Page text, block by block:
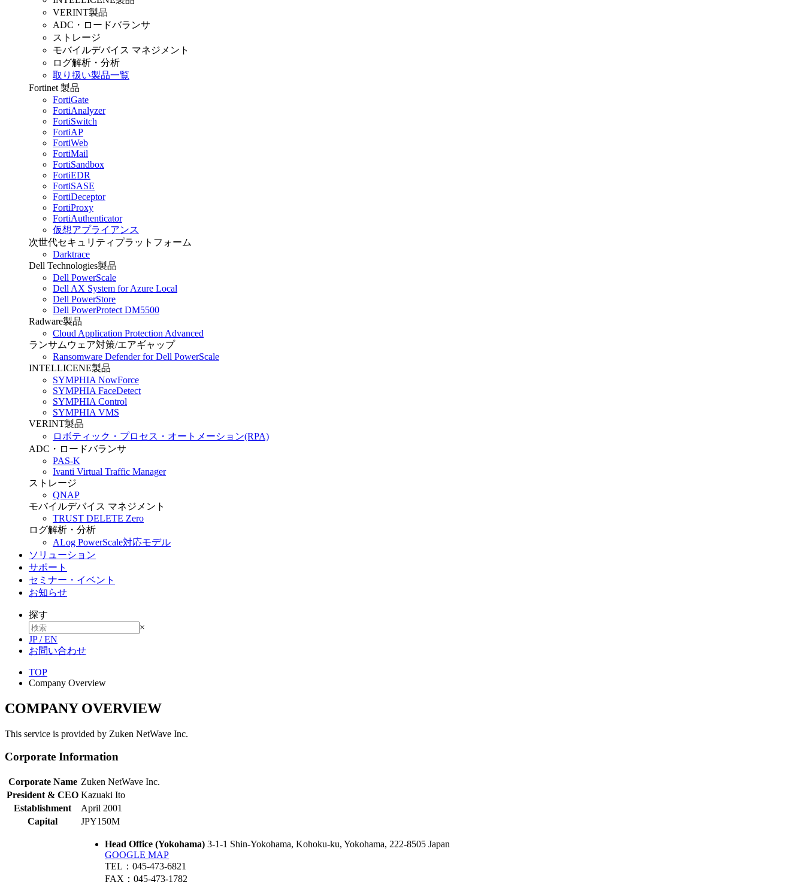
VERINT製品
ADC・ロードバランサ
ストレージ
モバイルデバイス マネジメント
ログ解析・分析
取り扱い製品一覧
Fortinet 製品
FortiGate
FortiAnalyzer
FortiSwitch
FortiAP
FortiWeb
FortiMail
FortiSandbox
FortiEDR
FortiSASE
FortiDeceptor
FortiProxy
FortiAuthenticator
仮想アプライアンス
次世代セキュリティプラットフォーム
Darktrace
Dell Technologies製品
Dell PowerScale
Dell AX System for Azure Local
Dell PowerStore
Dell PowerProtect DM5500
Radware製品
Cloud Application Protection Advanced
ランサムウェア対策/エアギャップ
Ransomware Defender for Dell PowerScale
INTELLICENE製品
SYMPHIA NowForce
SYMPHIA FaceDetect
SYMPHIA Control
SYMPHIA VMS
VERINT製品
ロボティック・プロセス・オートメーション(RPA)
ADC・ロードバランサ
PAS-K
Ivanti Virtual Traffic Manager
ストレージ
QNAP
モバイルデバイス マネジメント
TRUST DELETE Zero
ログ解析・分析
ALog PowerScale対応モデル
ソリューション
サポート
セミナー・イベント
お知らせ
探す
×
JP/EN
お問い合わせ
TOP
Company Overview
COMPANY OVERVIEW
This service is provided by Zuken NetWave Inc.
Corporate Information
Corporate Name Zuken NetWave Inc.
President & CEO Kazuaki Ito
Establishment
April 2001
Capital
JPY150M
Head Office (Yokohama) 3-1-1 Shin-Yokohama, Kohoku-ku, Yokohama, 222-8505 Japan
GOOGLE MAP
TEL：045-473-6821
FAX：045-473-1782